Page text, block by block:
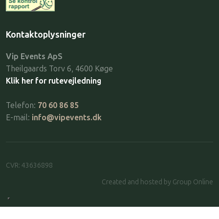
Kontaktoplysninger
Vip Events ApS
Theilgaards Torv 6, 4600 Køge
Klik her for rutevejledning
Telefon: 70 60 86 85
E-mail: info@vipevents.dk
CVR​: 43636898
Created and hosted by Group Online